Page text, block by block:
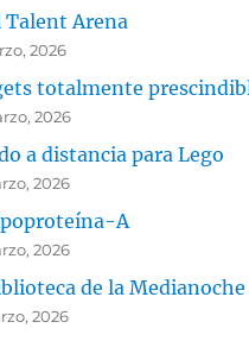
Talent Arena
2026
totalmente
2026
a distancia para Lego
2026
A
2026
de la Medianoche
2026